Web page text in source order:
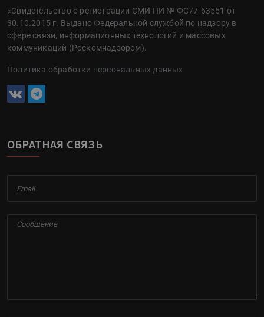
«Свидетельство о регистрации СМИ ПИ № ФС77-63551 от
30.10.2015 г. Выдано Федеральной службой по надзору в
сфере связи, информационных технологий и массовых
коммуникаций (Роскомнадзором).
Политика обработки персональных данных
ОБРАТНАЯ СВЯЗЬ